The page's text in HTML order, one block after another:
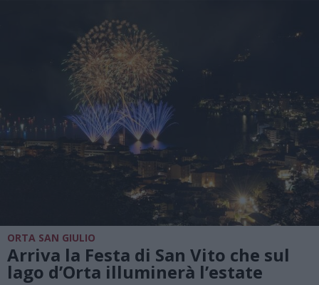
ORTA SAN GIULIO
Arriva la Festa di San Vito che sul
lago d’Orta illuminerà l’estate